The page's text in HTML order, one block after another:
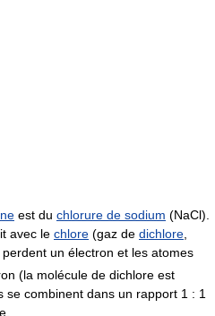
est du chlorure de sodium (NaCl).
avec le chlore (gaz de dichlore
un électron et les atomes
(la molécule de dichlore est
se combinent dans un rapport 1 : 1